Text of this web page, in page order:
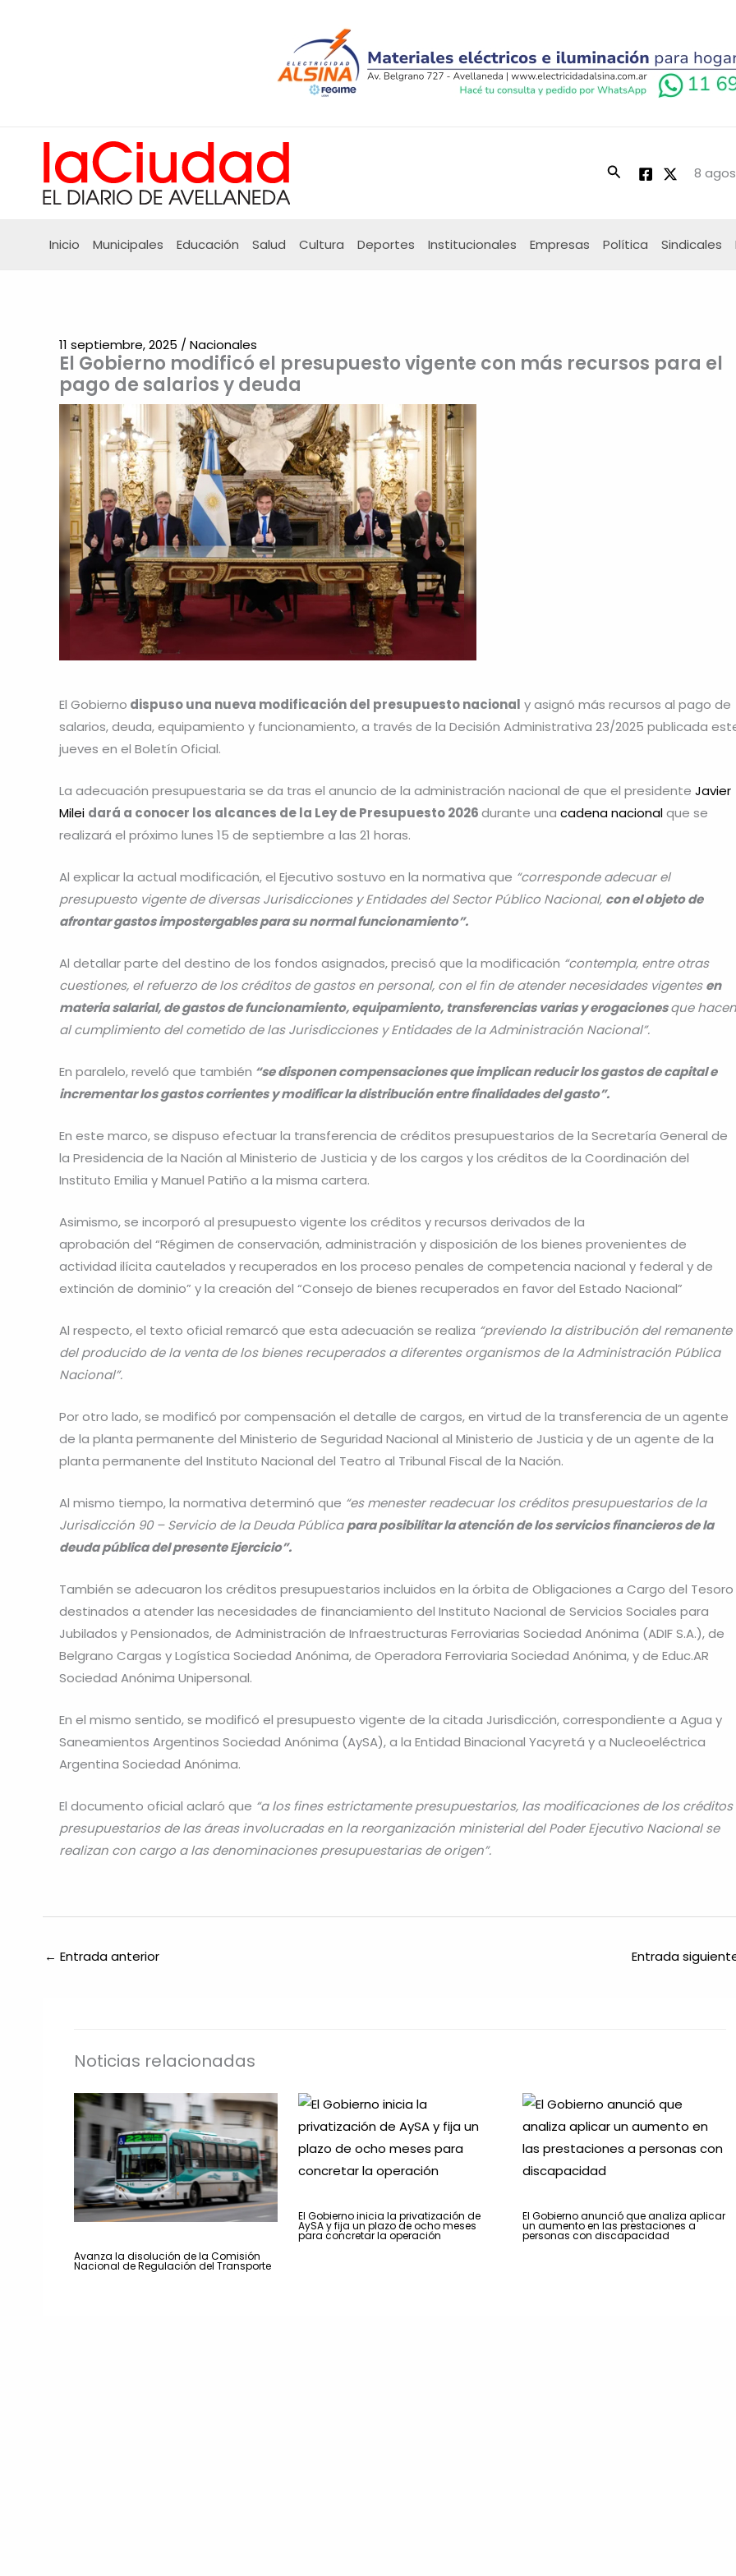
Buscar 8
Inicio Municipales Educación Salud Cultura Deportes Institucionales Empresas Política Sindicales
El Gobierno modificó el presupuesto vigente con más recursos para el
pago de salarios y deuda
11 septiembre, 2025 / Nacionales
El Gobierno dispuso una nueva modificación del presupuesto nacional y asignó más recursos al pago de
salarios, deuda, equipamiento y funcionamiento, a través de la Decisión Administrativa 23/2025 publicada
jueves en el Boletín Oficial.
La adecuación presupuestaria se da tras el anuncio de la administración nacional de que el presidente Javier
Milei dará a conocer los alcances de la Ley de Presupuesto 2026durante una cadena nacionalque se
realizará el próximo lunes 15 de septiembre a las 21 horas.
Al explicar la actual modificación, el Ejecutivo sostuvo en la normativa que “corresponde adecuar el
presupuesto vigente de diversas Jurisdicciones y Entidades del Sector Público Nacional, con el objeto de
afrontar gastos impostergables para su normal funcionamiento”.
Al detallar parte del destino de los fondos asignados, precisó que la modificación “contempla, entre otras
cuestiones, el refuerzo de los créditos de gastos en personal, con el fin de atender necesidades vigentesen
materia salarial, de gastos de funcionamiento, equipamiento, transferencias varias y erogacionesque hacen
al cumplimiento del cometido de las Jurisdicciones y Entidades de la Administración Nacional”.
En paralelo, reveló que también “se disponen compensaciones que implican reducir los gastos de capital e
incrementar los gastos corrientes y modificar la distribución entre finalidades del gasto”.
En este marco, se dispuso efectuar la transferencia de créditos presupuestarios de la Secretaría General de
la Presidencia de la Nación al Ministerio de Justicia y de los cargos y los créditos de la Coordinación del
Instituto Emilia y Manuel Patiño a la misma cartera.
Asimismo, se incorporó al presupuesto vigente los créditos y recursos derivados de la
aprobación del “Régimen de conservación, administración y disposición de los bienes provenientes de
actividad ilícita cautelados y recuperados en los proceso penales de competencia nacional y federal y de
extinción de dominio” y la creación del “Consejo de bienes recuperados en favor del Estado Nacional”
Al respecto, el texto oficial remarcó que esta adecuación se realiza “previendo la distribución del remanente
del producido de la venta de los bienes recuperados a diferentes organismos de la Administración Pública
Nacional”.
Por otro lado, se modificó por compensación el detalle de cargos, en virtud de la transferencia de un agente
de la planta permanente del Ministerio de Seguridad Nacional al Ministerio de Justicia y de un agente de la
planta permanente del Instituto Nacional del Teatro al Tribunal Fiscal de la Nación.
Al mismo tiempo, la normativa determinó que “es menester readecuar los créditos presupuestarios de la
Jurisdicción 90 – Servicio de la Deuda Públicapara posibilitar la atención de los servicios financieros de la
deuda pública del presente Ejercicio”.
También se adecuaron los créditos presupuestarios incluidos en la órbita de Obligaciones a Cargo del Tesoro
destinados a atender las necesidades de financiamiento del Instituto Nacional de Servicios Sociales para
Jubilados y Pensionados, de Administración de Infraestructuras Ferroviarias Sociedad Anónima (ADIF S.A.), de
Belgrano Cargas y Logística Sociedad Anónima, de Operadora Ferroviaria Sociedad Anónima, y de Educ.AR
Sociedad Anónima Unipersonal.
En el mismo sentido, se modificó el presupuesto vigente de la citada Jurisdicción, correspondiente a Agua y
Saneamientos Argentinos Sociedad Anónima (AySA), a la Entidad Binacional Yacyretá y a Nucleoeléctrica
Argentina Sociedad Anónima.
El documento oficial aclaró que “a los fines estrictamente presupuestarios, las modificaciones de los créditos
presupuestarios de las áreas involucradas en la reorganización ministerial del Poder Ejecutivo Nacional se
realizan con cargo a las denominaciones presupuestarias de origen”.
← Entrada anterior Entrada
Noticias relacionadas
Avanza la disolución de la Comisión
Nacional de Regulación del Transporte
El Gobierno inicia la privatización de
AySA y fija un plazo de ocho meses
para concretar la operación
El Gobierno anunció que analiza aplicar
un aumento en las prestaciones a
personas con discapacidad